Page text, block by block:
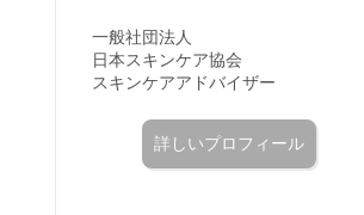
一般社団法人
日本スキンケア協会
スキンケアアドバイザー
詳しいプロフィール